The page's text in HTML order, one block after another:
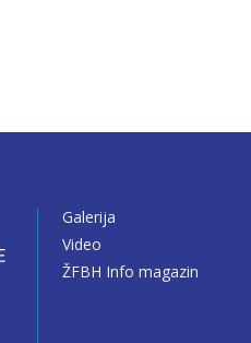
Galerija
Video
ŽFBH Info magazin